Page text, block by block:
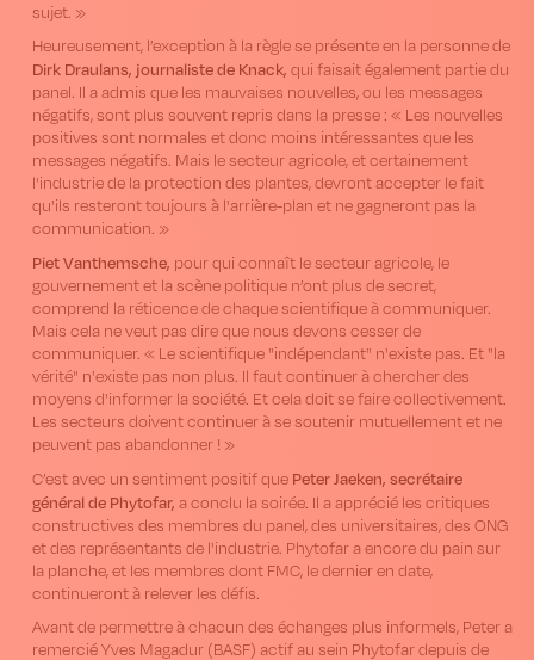
sujet. »
Heureusement, l’exception à la règle se présente en la personne de
Dirk Draulans, journaliste de Knack, qui faisait également partie du
panel. Il a admis que les mauvaises nouvelles, ou les messages
négatifs, sont plus souvent repris dans la presse : « Les nouvelles
positives sont normales et donc moins intéressantes que les
messages négatifs. Mais le secteur agricole, et certainement
l'industrie de la protection des plantes, devront accepter le fait
qu'ils resteront toujours à l'arrière-plan et ne gagneront pas la
communication. »
Piet Vanthemsche, pour qui connaît le secteur agricole, le
gouvernement et la scène politique n’ont plus de secret,
comprend la réticence de chaque scientifique à communiquer.
Mais cela ne veut pas dire que nous devons cesser de
communiquer. « Le scientifique "indépendant" n'existe pas. Et "la
vérité" n'existe pas non plus. Il faut continuer à chercher des
moyens d'informer la société. Et cela doit se faire collectivement.
Les secteurs doivent continuer à se soutenir mutuellement et ne
peuvent pas abandonner ! »
C’est avec un sentiment positif que Peter Jaeken, secrétaire
général de Phytofar, a conclu la soirée. Il a apprécié les critiques
constructives des membres du panel, des universitaires, des ONG
et des représentants de l'industrie. Phytofar a encore du pain sur
la planche, et les membres dont FMC, le dernier en date,
continueront à relever les défis.
Avant de permettre à chacun des échanges plus informels, Peter a
remercié Yves Magadur (BASF) actif au sein Phytofar depuis de